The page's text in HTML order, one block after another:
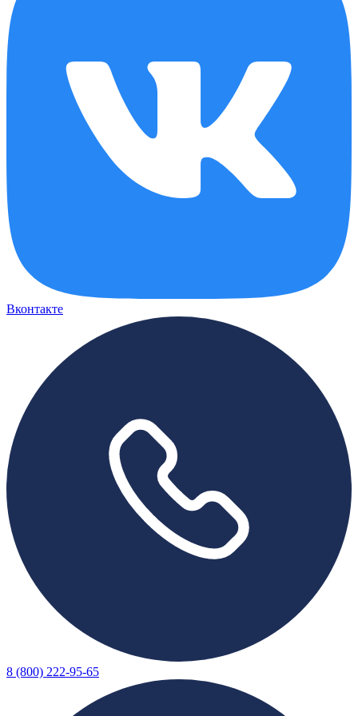
Вконтакте
8 (800) 222-95-65